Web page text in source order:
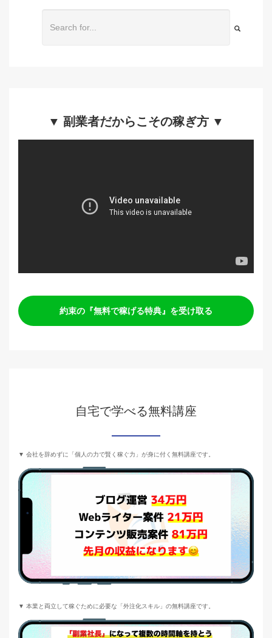
▼ 副業者だからこその稼ぎ方 ▼
約束の『無料で稼げる特典』を受け取る
自宅で学べる無料講座
▼ 会社を辞めずに「個人の力で賢く稼ぐ力」が身に付く無料講座です。
▼ 本業と両立して稼ぐために必要な「外注化スキル」の無料講座です。